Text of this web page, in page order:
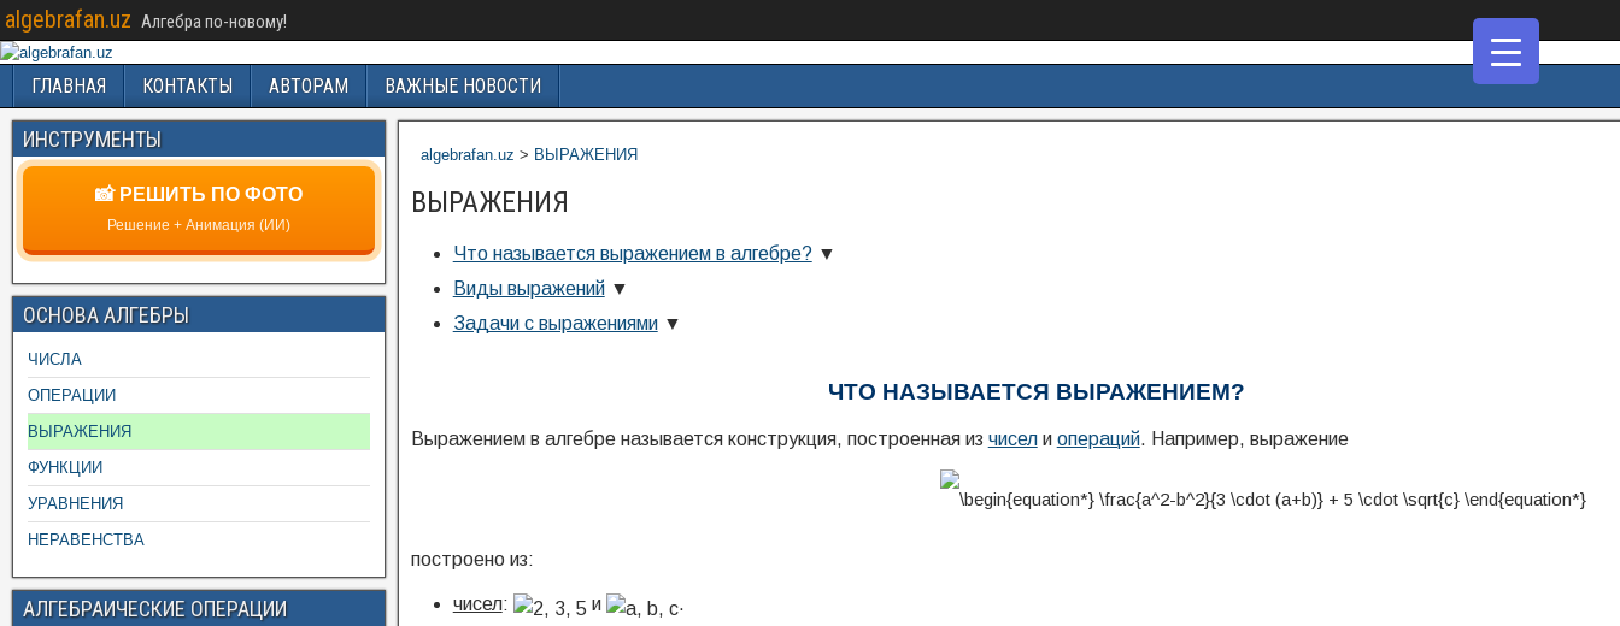
algebrafan.uz Алгебра по-новому!
ГЛАВНАЯ КОНТАКТЫ АВТОРАМ ВАЖНЫЕ НОВОСТИ
algebrafan.uz > ВЫРАЖЕНИЯ
ВЫРАЖЕНИЯ
Что называется выражением в алгебре? ▼
Виды выражений ▼
Задачи с выражениями ▼
ЧТО НАЗЫВАЕТСЯ ВЫРАЖЕНИЕМ?
Выражением в алгебре называется конструкция, построенная из чисели операций. Например, выражение
построено из:
чисел: и .
ИНСТРУМЕНТЫ
📸 РЕШИТЬ ПО ФОТО
Решение + Анимация (ИИ)
ОСНОВА АЛГЕБРЫ
ЧИСЛА
ОПЕРАЦИИ
ВЫРАЖЕНИЯ
ФУНКЦИИ
УРАВНЕНИЯ
НЕРАВЕНСТВА
АЛГЕБРАИЧЕСКИЕ ОПЕРАЦИИ